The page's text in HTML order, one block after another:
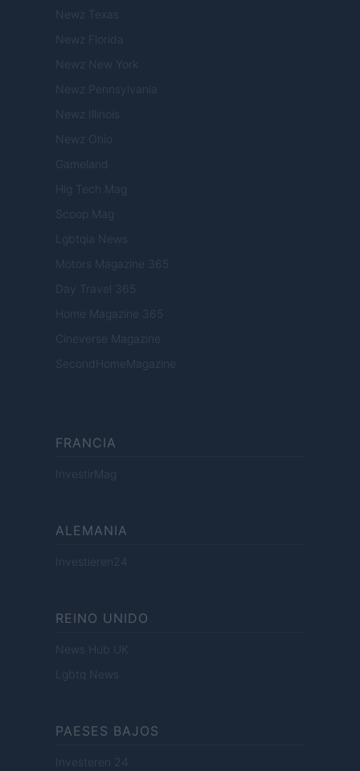
Newz Texas
Newz Florida
Newz New York
Newz Pennsylvania
Newz Illinois
Newz Ohio
Gameland
Hig Tech Mag
Scoop Mag
Lgbtqia News
Motors Magazine 365
Day Travel 365
Home Magazine 365
Cineverse Magazine
SecondHomeMagazine
FRANCIA
InvestirMag
ALEMANIA
Investieren24
REINO UNIDO
News Hub UK
Lgbtq News
PAESES BAJOS
Investeren 24